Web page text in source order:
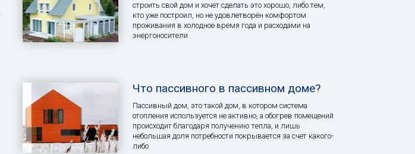
строить свой дом и хочет сделать это хорошо, либо тем,
кто уже построил, но не удовлетворён комфортом
проживания в холодное время года и расходами на
энергоносители.
Что пассивного в пассивном доме?
Пассивный дом, это такой дом, в котором система
отопления используется не активно, а обогрев помещений
происходит благодаря получению тепла, и лишь
небольшая доля потребности покрывается за счет какого-
либо